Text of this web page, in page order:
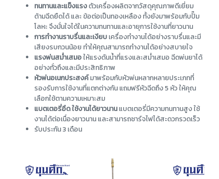
ทนทานและแข็งแรงตัวเครื่องผลิตจากวัสดุคุณภาพดีเยี่ยม
ด้ามฉีดยืดได้ และ ข้อต่อเป็นทองเหลือง ทั้งยังมาพร้อมกับปั๊ม
โลหะ จึงมั่นใจได้ในความทนทานและอายุการใช้งานที่ยาวนาน
การทำงานราบรื่นและเงียบเครื่องทำงานได้อย่างราบรื่นและมี
เสียงรบกวนน้อย ทำให้คุณสามารถทำงานได้อย่างสบายใจ
แรงพ่นสม่ำเสมอให้แรงดันน้ำที่แรงและสม่ำเสมอ ฉีดพ่นยาได้
อย่างทั่วถึงและมีประสิทธิภาพ
หัวพ่นอเนกประสงค์มาพร้อมกับหัวพ่นหลากหลายประเภทที่
รองรับการใช้งานที่แตกต่างกัน แถมฟรีหัวฉีดถึง 5 หัว ให้คุณ
เลือกใช้ตามความเหมาะสม
แบตเตอรี่อึด ใช้งานได้ยาวนานแบตเตอรี่มีความทนทานสูง ใช้
งานได้ต่อเนื่องยาวนาน และสามารถชาร์จไฟได้สะดวกรวดเร็ว
รับประกัน 3 เดือน